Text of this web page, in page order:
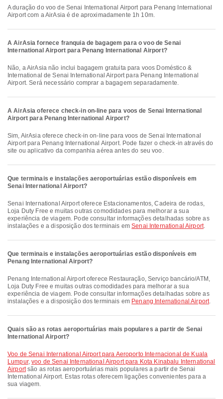
A duração do voo de Senai International Airport para Penang International
Airport com a AirAsia é de aproximadamente 1h 10m.
A AirAsia fornece franquia de bagagem para o voo de Senai
International Airport para Penang International Airport?
Não, a AirAsia não inclui bagagem gratuita para voos Doméstico &
International de Senai International Airport para Penang International
Airport. Será necessário comprar a bagagem separadamente.
A AirAsia oferece check-in on-line para voos de Senai International
Airport para Penang International Airport?
Sim, AirAsia oferece check-in on-line para voos de Senai International
Airport para Penang International Airport. Pode fazer o check-in através do
site ou aplicativo da companhia aérea antes do seu voo.
Que terminais e instalações aeroportuárias estão disponíveis em
Senai International Airport?
Senai International Airport oferece Estacionamentos, Cadeira de rodas,
Loja Duty Free e muitas outras comodidades para melhorar a sua
experiência de viagem. Pode consultar informações detalhadas sobre as
instalações e a disposição dos terminais emSenai International Airport.
Que terminais e instalações aeroportuárias estão disponíveis em
Penang International Airport?
Penang International Airport oferece Restauração, Serviço bancário/ATM,
Loja Duty Free e muitas outras comodidades para melhorar a sua
experiência de viagem. Pode consultar informações detalhadas sobre as
instalações e a disposição dos terminais em Penang International Airport.
Quais são as rotas aeroportuárias mais populares a partir de Senai
International Airport?
voo de Senai International Airport para Aeroporto Internacional de Kuala
Lumpur,voo de Senai International Airport para Kota Kinabalu International
Airportsão as rotas aeroportuárias mais populares a partir de Senai
International Airport. Estas rotas oferecem ligações convenientes para a
sua viagem.